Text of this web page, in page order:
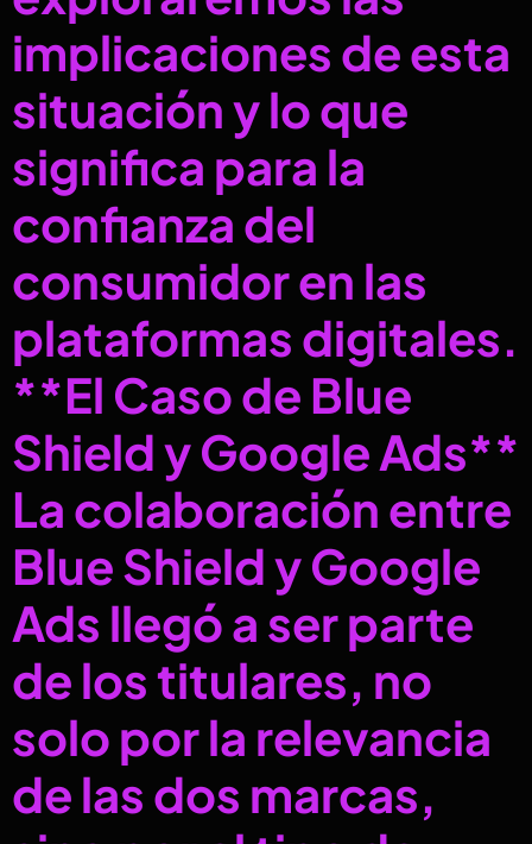
implicaciones de esta
situación y lo que
significa para la
confianza del
consumidor en las
plataformas digitales.
**El Caso de Blue
Shield y Google Ads**
La colaboración entre
Blue Shield y Google
Ads llegó a ser parte
de los titulares, no
solo por la relevancia
de las dos marcas,